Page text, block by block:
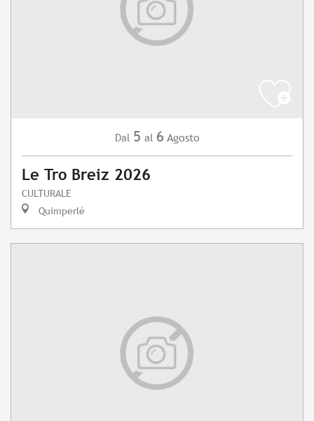
Dal 5 al 6 Agosto
Le Tro Breiz 2026
CULTURALE
Quimperlé